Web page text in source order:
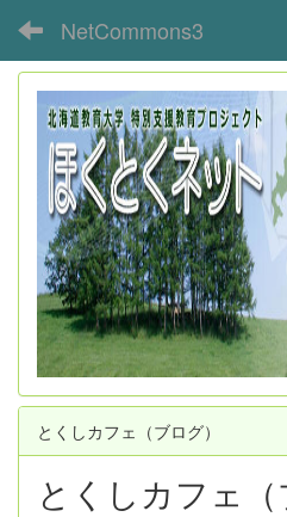
NetCommons3
とくしカフェ（ブログ）
とくしカフェ（